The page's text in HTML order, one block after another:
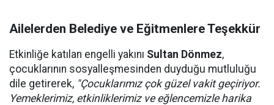
Ailelerden Belediye ve Eğitmenlere Teşekkür
Etkinliğe katılan engelli yakını Sultan Dönmez,
çocuklarının sosyalleşmesinden duyduğu mutluluğu
dile getirerek, "Çocuklarımız çok güzel vakit geçiriyor.
Yemeklerimiz, etkinliklerimiz ve eğlencemizle harika